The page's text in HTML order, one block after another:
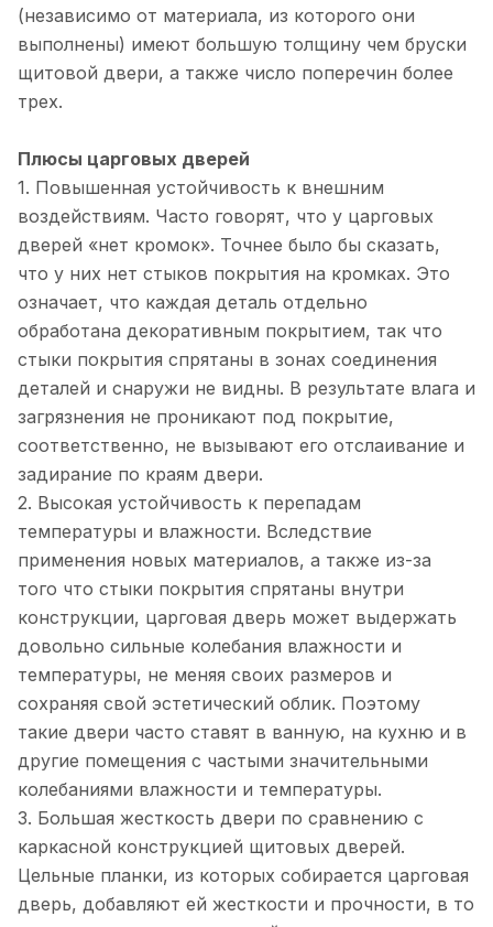
(независимо от материала, из которого они
выполнены) имеют большую толщину чем бруски
щитовой двери, а также число поперечин более
трех.
Плюсы царговых дверей
1. Повышенная устойчивость к внешним
воздействиям. Часто говорят, что у царговых
дверей «нет кромок». Точнее было бы сказать,
что у них нет стыков покрытия на кромках. Это
означает, что каждая деталь отдельно
обработана декоративным покрытием, так что
стыки покрытия спрятаны в зонах соединения
деталей и снаружи не видны. В результате влага и
загрязнения не проникают под покрытие,
соответственно, не вызывают его отслаивание и
задирание по краям двери.
2. Высокая устойчивость к перепадам
температуры и влажности. Вследствие
применения новых материалов, а также из-за
того что стыки покрытия спрятаны внутри
конструкции, царговая дверь может выдержать
довольно сильные колебания влажности и
температуры, не меняя своих размеров и
сохраняя свой эстетический облик. Поэтому
такие двери часто ставят в ванную, на кухню и в
другие помещения с частыми значительными
колебаниями влажности и температуры.
3. Большая жесткость двери по сравнению с
каркасной конструкцией щитовых дверей.
Цельные планки, из которых собирается царговая
дверь, добавляют ей жесткости и прочности, в то